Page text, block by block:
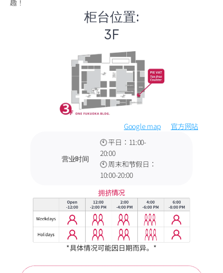
趣！
柜台位置:
3F
Google map 官方网站
营业时间
🕙 平日：11:00-
20:00
🕙 周末和节假日：
10:00-20:00
拥挤情况
*具体情况可能因日期而异。*